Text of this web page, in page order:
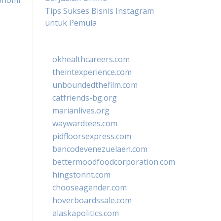
Tips Sukses Bisnis Instagram
untuk Pemula
okhealthcareers.com
theintexperience.com
unboundedthefilm.com
catfriends-bg.org
marianlives.org
waywardtees.com
pidfloorsexpress.com
bancodevenezuelaen.com
bettermoodfoodcorporation.com
hingstonnt.com
chooseagender.com
hoverboardssale.com
alaskapolitics.com